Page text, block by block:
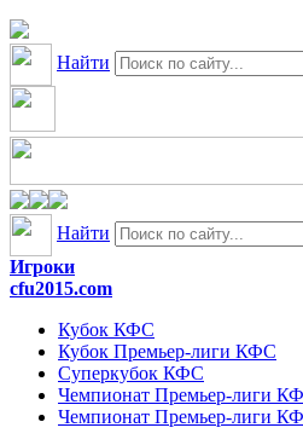
Найти
Найти
Игроки
cfu2015.com
Кубок КФС
Кубок Премьер-лиги КФС
Суперкубок КФС
Чемпионат Премьер-лиги
Чемпионат Премьер-лиги